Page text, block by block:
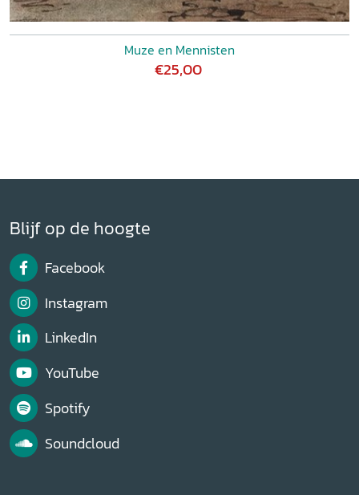
Muze en Mennisten
€25,00
Blijf op de hoogte
Facebook
Instagram
LinkedIn
YouTube
Spotify
Soundcloud